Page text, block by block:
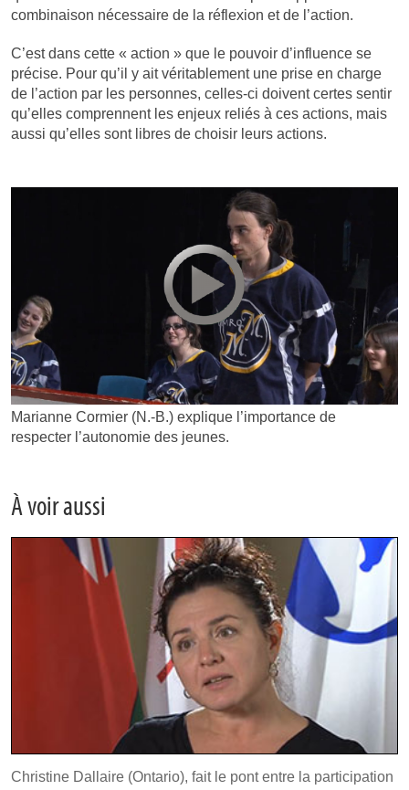
combinaison nécessaire de la réflexion et de l’action.
C’est dans cette « action » que le pouvoir d’influence se
précise. Pour qu’il y ait véritablement une prise en charge
de l’action par les personnes, celles-ci doivent certes sentir
qu’elles comprennent les enjeux reliés à ces actions, mais
aussi qu’elles sont libres de choisir leurs actions.
Marianne Cormier (N.-B.) explique l’importance de
respecter l’autonomie des jeunes.
À voir aussi
Christine Dallaire (Ontario), fait le pont entre la participation